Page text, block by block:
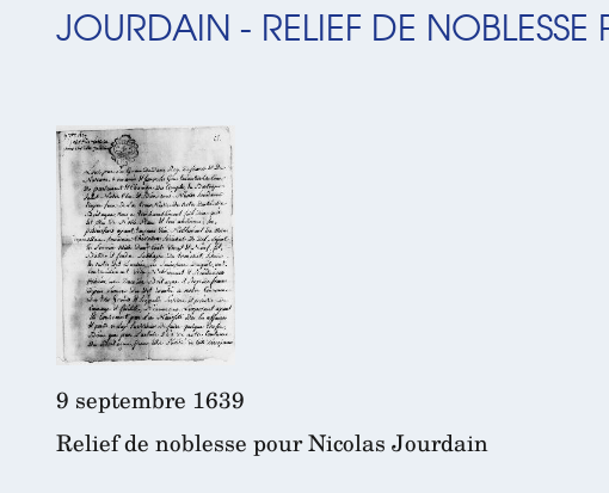
JOURDAIN - RELIEF DE
9 septembre 1639
Relief de noblesse pour Nicolas Jourdain